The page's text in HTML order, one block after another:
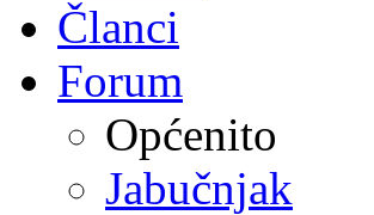
Članci
Forum
Općenito
Jabučnjak